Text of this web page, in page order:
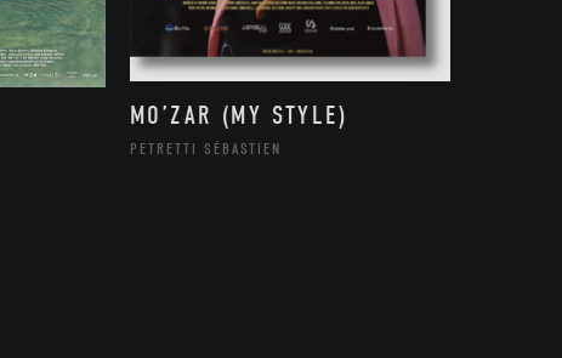
MO’ZAR (MY STYLE)
PETRETTI SÉBASTIEN